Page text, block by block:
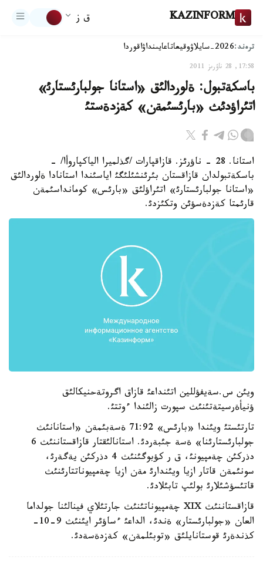
KAZINFORM ق ز
ترەند:2026-سايلاۋ وقيعاتاعايىنداۋاقوردا
17:58, 28 ناۋرىز 2011
باسكةتبول: ةلوردالئق «استانا جولبارئستارئ»
اتئراؤدئث «بارئسئمةن» كةزدةستئ
استانا. 28 - ناؤرئز. قازاقپارات /گذلميرا الياكپاروأا/ -
باسكةتبولدان قازاقستان بئرئنشئلئگئ اياسئندا استانادا ةلوردالئق
«استانا جولبارئستارئ» اتئراؤلئق «بارئس» كومانداسئمةن
قارئمتا كةزدةسؤئن وتكئزدئ.
ويئن س.سةيفؤللين اتئنداعئ قازاق اگروتةحنيكالئق
ؤنيأةرسيتةتئنئث سپورت زالئندا ءوتتئ.
تارتئستئ ويئندا «بارئس» 71:92 ةسةبئمةن «استانانئث
جولبارئستارئنا» ةسة جئبةردئ. استانالئقتار قازاقستاننئث 6
دذركئن چةمپيونئ، ق ر كؤبوگئنئث 4 دذركئن يةگةرئ،
سونئمةن قاتار ازيا ويئندارئ مةن ازيا چةمپيوناتتارئنئث
قاتئسؤشئلارئ بولئپ تابئلادئ.
قازاقستاننئث XIX چةمپيوناتئنئث جارتئلاي فينالئنا جولداما
العان «جولبارئستار» ةندئ، الداعئ ءساؤئر ايئنئث 9-10-
كذندةرئ قوستانايلئق «توبئلمةن» كةزدةسةدئ.